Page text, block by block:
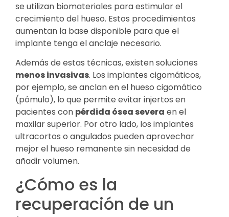
se utilizan biomateriales para estimular el
crecimiento del hueso. Estos procedimientos
aumentan la base disponible para que el
implante tenga el anclaje necesario.
Además de estas técnicas, existen soluciones
menos invasivas. Los implantes cigomáticos,
por ejemplo, se anclan en el hueso cigomático
(pómulo), lo que permite evitar injertos en
pacientes con pérdida ósea severa en el
maxilar superior. Por otro lado, los implantes
ultracortos o angulados pueden aprovechar
mejor el hueso remanente sin necesidad de
añadir volumen.
¿Cómo es la
recuperación de un